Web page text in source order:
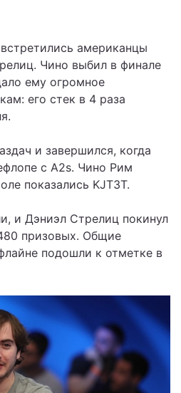
американцы
Чино выбил в финале
ему огромное
его стек в 4 раза
и завершился, когда
с A2s. Чино Рим
показались KJT3T.
и Дэниэл Стрелиц покинул
призовых. Общие
подошли к отметке в